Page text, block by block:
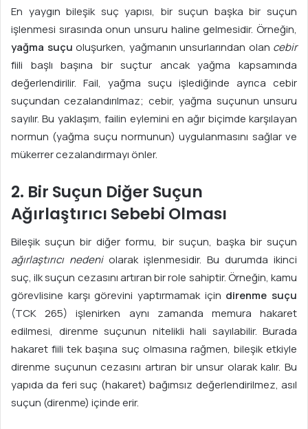
En yaygın bileşik suç yapısı, bir suçun başka bir suçun
işlenmesi sırasında onun unsuru haline gelmesidir. Örneğin,
yağma suçu oluşurken, yağmanın unsurlarından olan cebir
fiili başlı başına bir suçtur ancak yağma kapsamında
değerlendirilir. Fail, yağma suçu işlediğinde ayrıca cebir
suçundan cezalandırılmaz; cebir, yağma suçunun unsuru
sayılır. Bu yaklaşım, failin eylemini en ağır biçimde karşılayan
normun (yağma suçu normunun) uygulanmasını sağlar ve
mükerrer cezalandırmayı önler.
2. Bir Suçun Diğer Suçun
Ağırlaştırıcı Sebebi Olması
Bileşik suçun bir diğer formu, bir suçun, başka bir suçun
ağırlaştırıcı nedeniolarak işlenmesidir. Bu durumda ikinci
suç, ilk suçun cezasını artıran bir role sahiptir. Örneğin, kamu
görevlisine karşı görevini yaptırmamak için direnme suçu
(TCK 265) işlenirken aynı zamanda memura hakaret
edilmesi, direnme suçunun nitelikli hali sayılabilir. Burada
hakaret fiili tek başına suç olmasına rağmen, bileşik etkiyle
direnme suçunun cezasını artıran bir unsur olarak kalır. Bu
yapıda da feri suç (hakaret) bağımsız değerlendirilmez, asıl
suçun (direnme) içinde erir.